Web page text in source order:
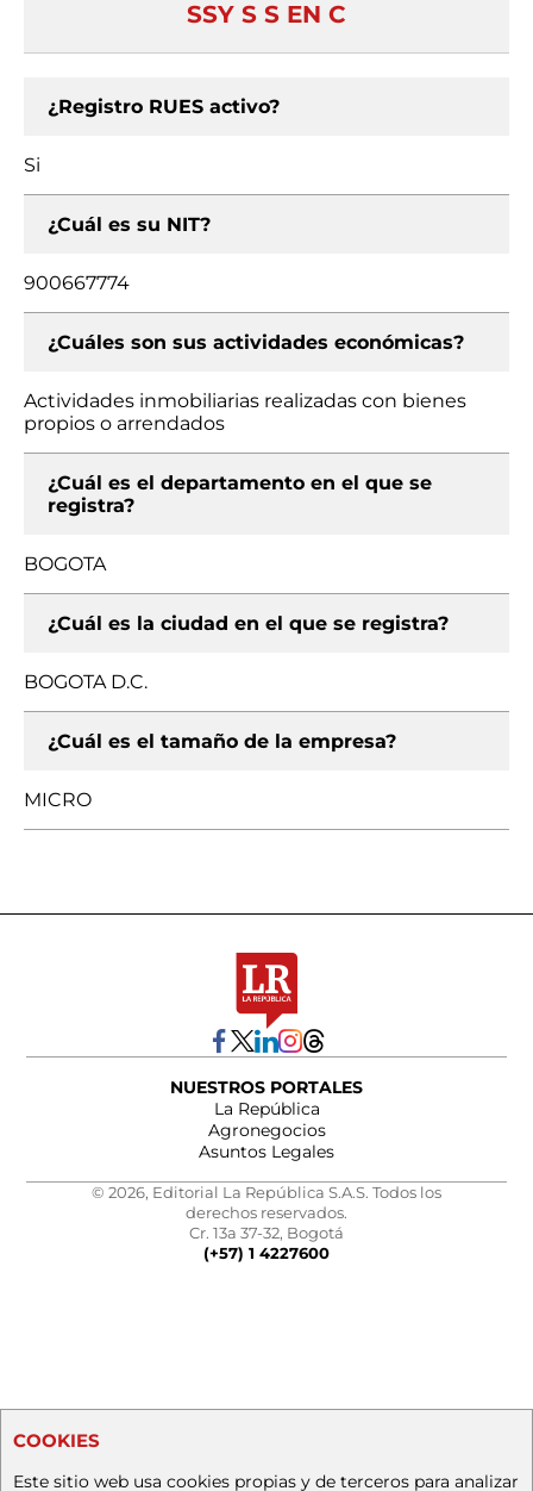
SSY S S EN C
¿Registro RUES activo?
Si
¿Cuál es su NIT?
900667774
¿Cuáles son sus actividades económicas?
Actividades inmobiliarias realizadas con bienes
propios o arrendados
¿Cuál es el departamento en el que se
registra?
BOGOTA
¿Cuál es la ciudad en el que se registra?
BOGOTA D.C.
¿Cuál es el tamaño de la empresa?
MICRO
NUESTROS PORTALES
La República
Agronegocios
Asuntos Legales
© 2026, Editorial La República S.A.S. Todos los
derechos reservados.
Cr. 13a 37-32, Bogotá
(+57) 1 4227600
COOKIES
Este sitio web usa cookies propias y de terceros para analizar